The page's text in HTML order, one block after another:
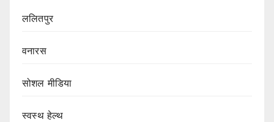
ललितपुर
वनारस
सोशल मीडिया
स्वस्थ हेल्थ